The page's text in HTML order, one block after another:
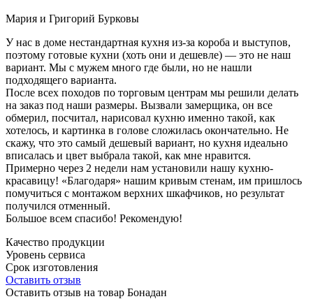
Мария и Григорий Бурковы
У нас в доме нестандартная кухня из-за короба и выступов,
поэтому готовые кухни (хоть они и дешевле) — это не наш
вариант. Мы с мужем много где были, но не нашли
подходящего варианта.
После всех походов по торговым центрам мы решили делать
на заказ под наши размеры. Вызвали замерщика, он все
обмерил, посчитал, нарисовал кухню именно такой, как
хотелось, и картинка в голове сложилась окончательно. Не
скажу, что это самый дешевый вариант, но кухня идеально
вписалась и цвет выбрала такой, как мне нравится.
Примерно через 2 недели нам установили нашу кухню-
красавицу! «Благодаря» нашим кривым стенам, им пришлось
помучиться с монтажом верхних шкафчиков, но результат
получился отменный.
Большое всем спасибо! Рекомендую!
Качество продукции
Уровень сервиса
Срок изготовления
Оставить отзыв
Оставить отзыв на товар Бонадан